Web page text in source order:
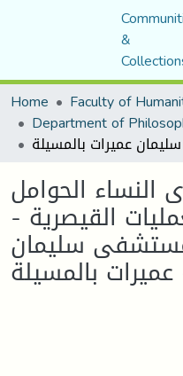
&
Home
Department of
النساء الحوامل
القيصرية -
سليمان